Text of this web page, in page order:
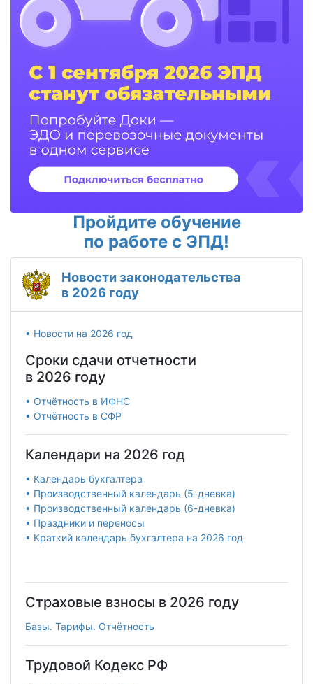
Пройдите обучение
по работе с ЭПД!
Новости законодательства
в 2026 году
• Новости на 2026 год
Сроки сдачи отчетности
в 2026 году
• Отчётность в ИФНС
• Отчётность в СФР
Календари на 2026 год
• Календарь бухгалтера
• Производственный календарь (5-дневка)
• Производственный календарь (6-дневка)
• Праздники и переносы
• Краткий календарь бухгалтера на 2026 год
Страховые взносы в 2026 году
Базы. Тарифы. Отчётность
Трудовой Кодекс РФ